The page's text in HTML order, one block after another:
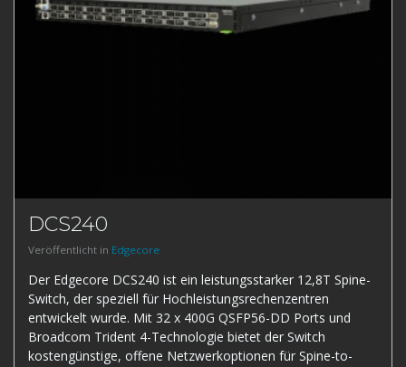
DCS240
Veröffentlicht in Edgecore
Der Edgecore DCS240 ist ein leistungsstarker 12,8T Spine-
Switch, der speziell für Hochleistungsrechenzentren
entwickelt wurde. Mit 32 x 400G QSFP56-DD Ports und
Broadcom Trident 4-Technologie bietet der Switch
kostengünstige, offene Netzwerkoptionen für Spine-to-